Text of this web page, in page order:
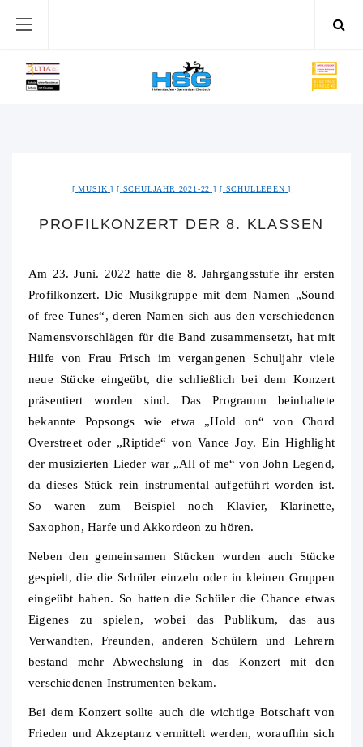
MUSIK SCHULJAHR 2021-22 SCHULLEBEN
PROFILKONZERT DER 8. KLASSEN
Am 23. Juni. 2022 hatte die 8. Jahrgangsstufe ihr ersten
Profilkonzert. Die Musikgruppe mit dem Namen „Sound
of free Tunes“, deren Namen sich aus den verschiedenen
Namensvorschlägen für die Band zusammensetzt, hat mit
Hilfe von Frau Frisch im vergangenen Schuljahr viele
neue Stücke eingeübt, die schließlich bei dem Konzert
präsentiert worden sind. Das Programm beinhaltete
bekannte Popsongs wie etwa „Hold on“ von Chord
Overstreet oder „Riptide“ von Vance Joy. Ein Highlight
der musizierten Lieder war „All of me“ von John Legend,
da dieses Stück rein instrumental aufgeführt worden ist.
So waren zum Beispiel noch Klavier, Klarinette,
Saxophon, Harfe und Akkordeon zu hören.
Neben den gemeinsamen Stücken wurden auch Stücke
gespielt, die die Schüler einzeln oder in kleinen Gruppen
eingeübt haben. So hatten die Schüler die Chance etwas
Eigenes zu spielen, wobei das Publikum, das aus
Verwandten, Freunden, anderen Schülern und Lehrern
bestand mehr Abwechslung in das Konzert mit den
verschiedenen Instrumenten bekam.
Bei dem Konzert sollte auch die wichtige Botschaft von
Frieden und Akzeptanz vermittelt werden, woraufhin sich